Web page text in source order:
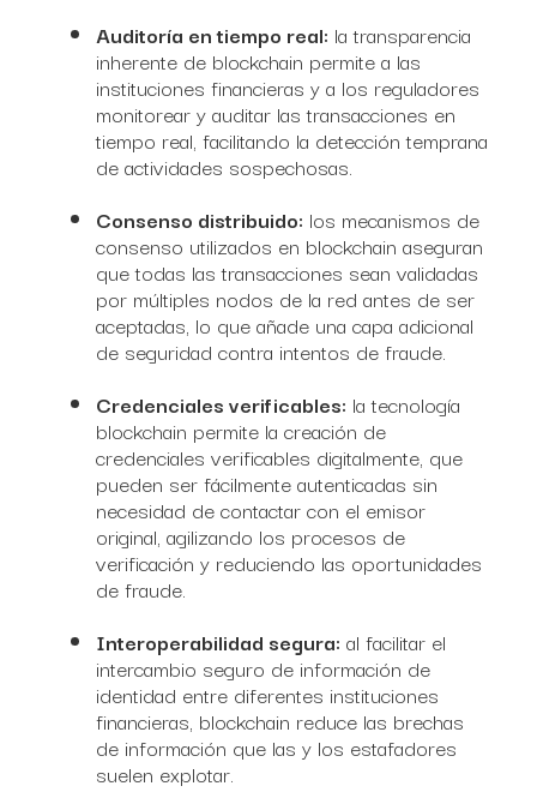
Auditoría en tiempo real: la transparencia
inherente de blockchain permite a las
instituciones financieras y a los reguladores
monitorear y auditar las transacciones en
tiempo real, facilitando la detección temprana
de actividades sospechosas.
Consenso distribuido: los mecanismos de
consenso utilizados en blockchain aseguran
que todas las transacciones sean validadas
por múltiples nodos de la red antes de ser
aceptadas, lo que añade una capa adicional
de seguridad contra intentos de fraude.
Credenciales verificables: la tecnología
blockchain permite la creación de
credenciales verificables digitalmente, que
pueden ser fácilmente autenticadas sin
necesidad de contactar con el emisor
original, agilizando los procesos de
verificación y reduciendo las oportunidades
de fraude.
Interoperabilidad segura: al facilitar el
intercambio seguro de información de
identidad entre diferentes instituciones
financieras, blockchain reduce las brechas
de información que las y los estafadores
suelen explotar.